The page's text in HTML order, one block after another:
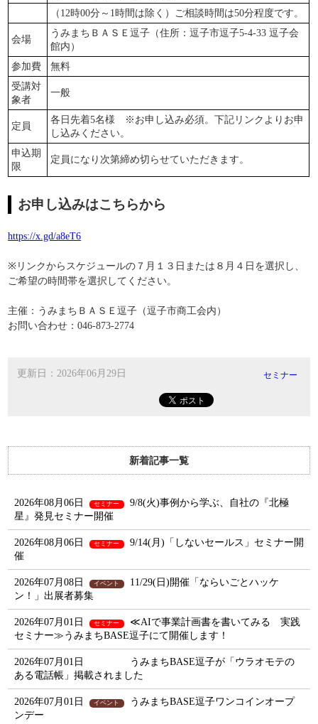
（12時00分～1時間は除く）ご相談時間は50分程度です。
会場
うみまちＢＡＳＥ逗子（住所：逗子市逗子5-4-33 逗子会
館内）
参加費
無料
受講対
象者
一般
定員
各日先着5名様 ※お申し込み必須。下記リンクよりお申
し込みください。
申込期
限
定員になり次第締め切らせていただきます。
お申し込みはこちらから
https://x.gd/a8eT6
※リンクからスケジュールの７月１３日または８月４日を選択し、
ご希望の時間帯を選択してください。
主催：うみまちＢＡＳＥ逗子（逗子市商工会内）
お問い合わせ：046-873-2774
更新日：2026年06月29日 セミナー
新着記事一覧
2026年08月06日 セミナー
9/8(火)事例から学ぶ、自社の『北極
星』発見セミナー開催
2026年08月06日 セミナー
9/14(月)「しないセールス」セミナー開
催
2026年07月08日 イベント
11/29(日)開催「ならいごとハッケ
ン！」出展者募集
2026年07月01日 セミナー
≪AIで事業計画書を書いてみる 実践
セミナー≫うみまちBASE逗子にて開催します！
2026年07月01日
うみまちBASE逗子が「ウラオモテの
ある電話帳」掲載されました
2026年07月01日 イベント
うみまちBASE逗子ワンコインオープ
ンデー